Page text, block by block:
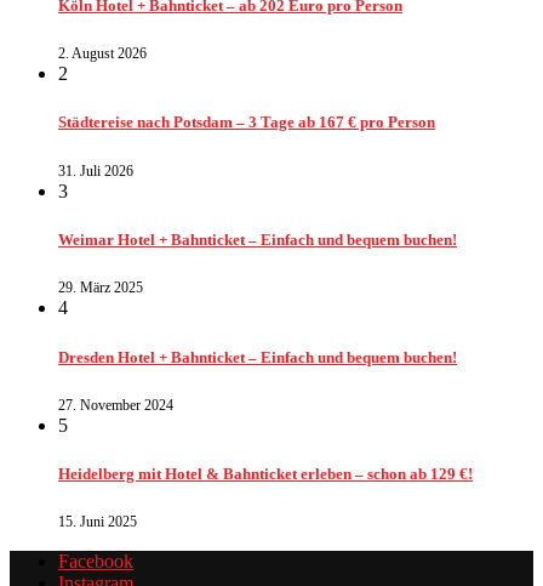
Köln Hotel + Bahnticket – ab 202 Euro pro Person
2. August 2026
2
Städtereise nach Potsdam – 3 Tage ab 167 € pro Person
31. Juli 2026
3
Weimar Hotel + Bahnticket – Einfach und bequem buchen!
29. März 2025
4
Dresden Hotel + Bahnticket – Einfach und bequem buchen!
27. November 2024
5
Heidelberg mit Hotel & Bahnticket erleben – schon ab 129 €!
15. Juni 2025
Facebook